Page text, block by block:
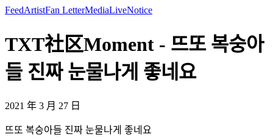
FeedArtistFan LetterMediaLiveNotice
TXT社区Moment - 뜨또 복숭아
들 진짜 눈물나게 좋네요
2021 年 3 月 27 日
뜨또 복숭아들 진짜 눈물나게 좋네요